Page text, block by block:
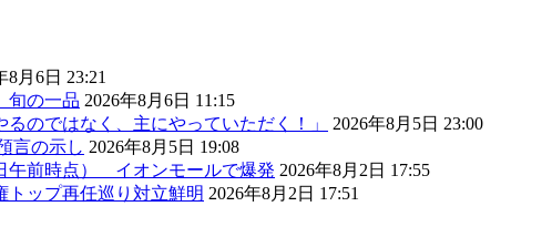
8月6日 23:21
旬の一品 2026年8月6日 11:15
のではなく、主にやっていただく！」
2026年8月5日 23:00
言の示し 2026年8月5日 19:08
午前時点） イオンモールで爆発 2026年8月2日 17:55
ップ再任巡り対立鮮明 2026年8月2日 17:51